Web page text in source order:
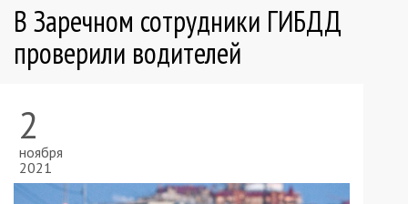
В Заречном сотрудники ГИБДД
проверили водителей
2
ноября
2021